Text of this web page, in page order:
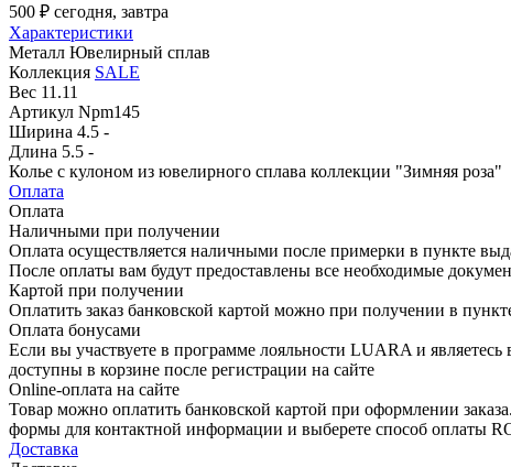
500 ₽ сегодня, завтра
Характеристики
Металл Ювелирный сплав
Коллекция SALE
Вес 11.11
Артикул Npm145
Ширина 4.5 -
Длина 5.5 -
Колье с кулоном из ювелирного сплава коллекции "Зимняя роза"
Оплата
Оплата
Наличными при получении
Оплата осуществляется наличными после примерки в пункте
После оплаты вам будут предоставлены все необходимые
Картой при получении
Оплатить заказ банковской картой можно при получении в
Оплата бонусами
Если вы участвуете в программе лояльности LUARA и
доступны в корзине после регистрации на сайте
Online-оплата на сайте
Товар можно оплатить банковской картой при оформлении
формы для контактной информации и выберете способ оплаты
Доставка